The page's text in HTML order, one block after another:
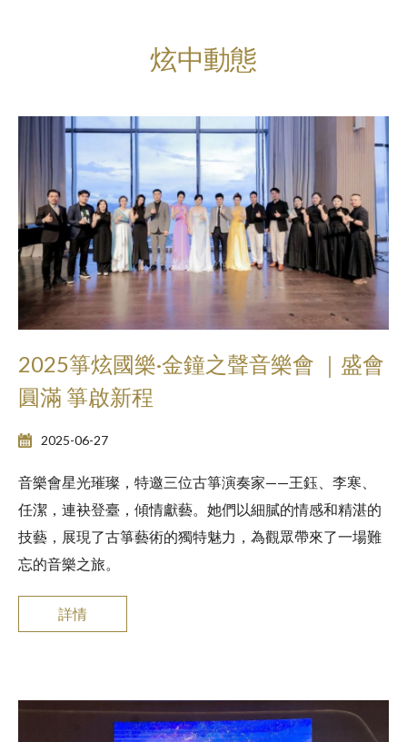
炫中動態
2025箏炫國樂·金鐘之聲音樂會 ｜盛會
圓滿 箏啟新程
2025-06-27
音樂會星光璀璨，特邀三位古箏演奏家——王鈺、李寒、
任潔，連袂登臺，傾情獻藝。她們以細膩的情感和精湛的
技藝，展現了古箏藝術的獨特魅力，為觀眾帶來了一場難
忘的音樂之旅。
詳情